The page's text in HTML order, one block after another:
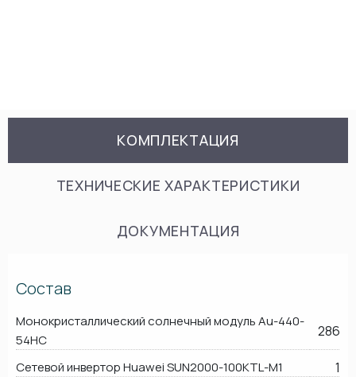
КОМПЛЕКТАЦИЯ
ТЕХНИЧЕСКИЕ ХАРАКТЕРИСТИКИ
ДОКУМЕНТАЦИЯ
Состав
Монокристаллический солнечный модуль Au-440-
54HC
286
Сетевой инвертор Huawei SUN2000-100KTL-M1 1